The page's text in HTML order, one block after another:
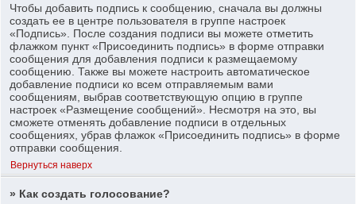
Чтобы добавить подпись к сообщению, сначала вы должны
создать ее в центре пользователя в группе настроек
«Подпись». После создания подписи вы можете отметить
флажком пункт «Присоединить подпись» в форме отправки
сообщения для добавления подписи к размещаемому
сообщению. Также вы можете настроить автоматическое
добавление подписи ко всем отправляемым вами
сообщениям, выбрав соответствующую опцию в группе
настроек «Размещение сообщений». Несмотря на это, вы
сможете отменять добавление подписи в отдельных
сообщениях, убрав флажок «Присоединить подпись» в форме
отправки сообщения.
Вернуться наверх
» Как создать голосование?